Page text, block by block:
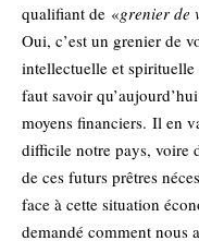
qualifiant de «grenier de
Oui, c’est un grenier de
intellectuelle et
faut savoir
moyens financiers. Il en
difficile notre pays, voire
de ces futurs prêtres
face à cette situation
demandé comment nous